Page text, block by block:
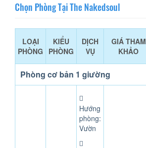
Chọn Phòng Tại The Nakedsoul
LOẠI
PHÒNG
KIỂU
PHÒNG
DỊCH
VỤ
GIÁ THAM
KHẢO
Phòng cơ bản 1 giường
Hướng
phòng:
Vườn